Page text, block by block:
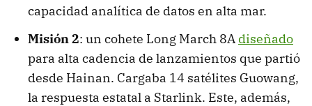
capacidad analítica de datos en alta mar.
Misión 2: un cohete Long March 8A diseñado
para alta cadencia de lanzamientos que partió
desde Hainan. Cargaba 14 satélites Guowang,
la respuesta estatal a Starlink. Este, además,